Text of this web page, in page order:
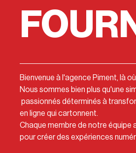
Bienvenue à l'agence Piment, là
Nous sommes bien plus qu'une
passionnés déterminés à
en ligne qui cartonnent.
Chaque membre de notre
pour créer des expériences